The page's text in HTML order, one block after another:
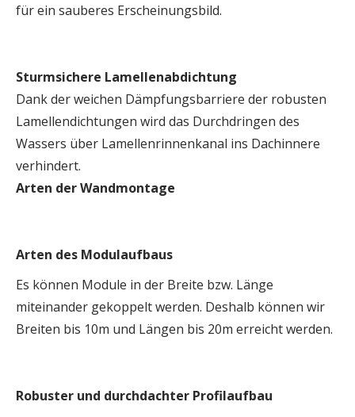
für ein sauberes Erscheinungsbild.
Sturmsichere Lamellenabdichtung
Dank der weichen Dämpfungsbarriere der robusten
Lamellendichtungen wird das Durchdringen des
Wassers über Lamellenrinnenkanal ins Dachinnere
verhindert.
Arten der Wandmontage
Arten des Modulaufbaus
Es können Module in der Breite bzw. Länge
miteinander gekoppelt werden. Deshalb können wir
Breiten bis 10m und Längen bis 20m erreicht werden.
Robuster und durchdachter Profilaufbau